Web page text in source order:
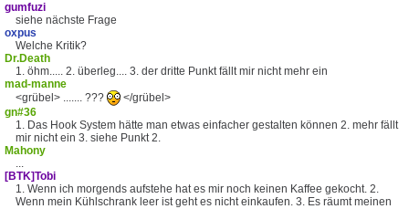
gumfuzi
siehe nächste Frage
oxpus
Welche Kritik?
Dr.Death
1. öhm..... 2. überleg.... 3. der dritte Punkt fällt mir nicht mehr ein
mad-manne
<grübel> ....... ???
</grübel>
gn#36
1. Das Hook System hätte man etwas einfacher gestalten können 2. mehr fällt
mir nicht ein 3. siehe Punkt 2.
Mahony
...
[BTK]Tobi
1. Wenn ich morgends aufstehe hat es mir noch keinen Kaffee gekocht. 2.
Wenn mein Kühlschrank leer ist geht es nicht einkaufen. 3. Es räumt meinen